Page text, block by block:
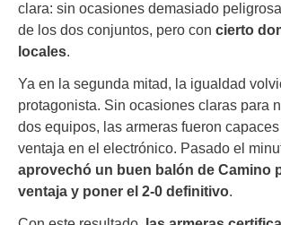
clara: sin ocasiones demasiado
de los dos conjuntos, pero con cierto
locales.
Ya en la segunda mitad, la igualdad
protagonista. Sin ocasiones claras para
dos equipos, las armeras fueron
ventaja en el electrónico. Pasado el
aprovechó un buen balón de Camino
ventaja y poner el 2-0 definitivo.